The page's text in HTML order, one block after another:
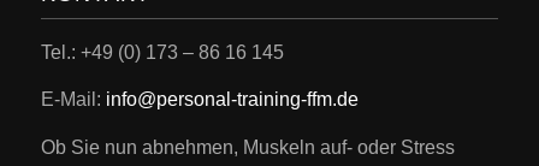
Tel.: +49 (0) 173 – 86 16 145
E-Mail: info@personal-training-ffm.de
Ob Sie nun abnehmen, Muskeln auf- oder Stress